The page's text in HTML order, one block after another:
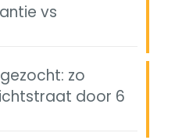
vs
zo
door 6